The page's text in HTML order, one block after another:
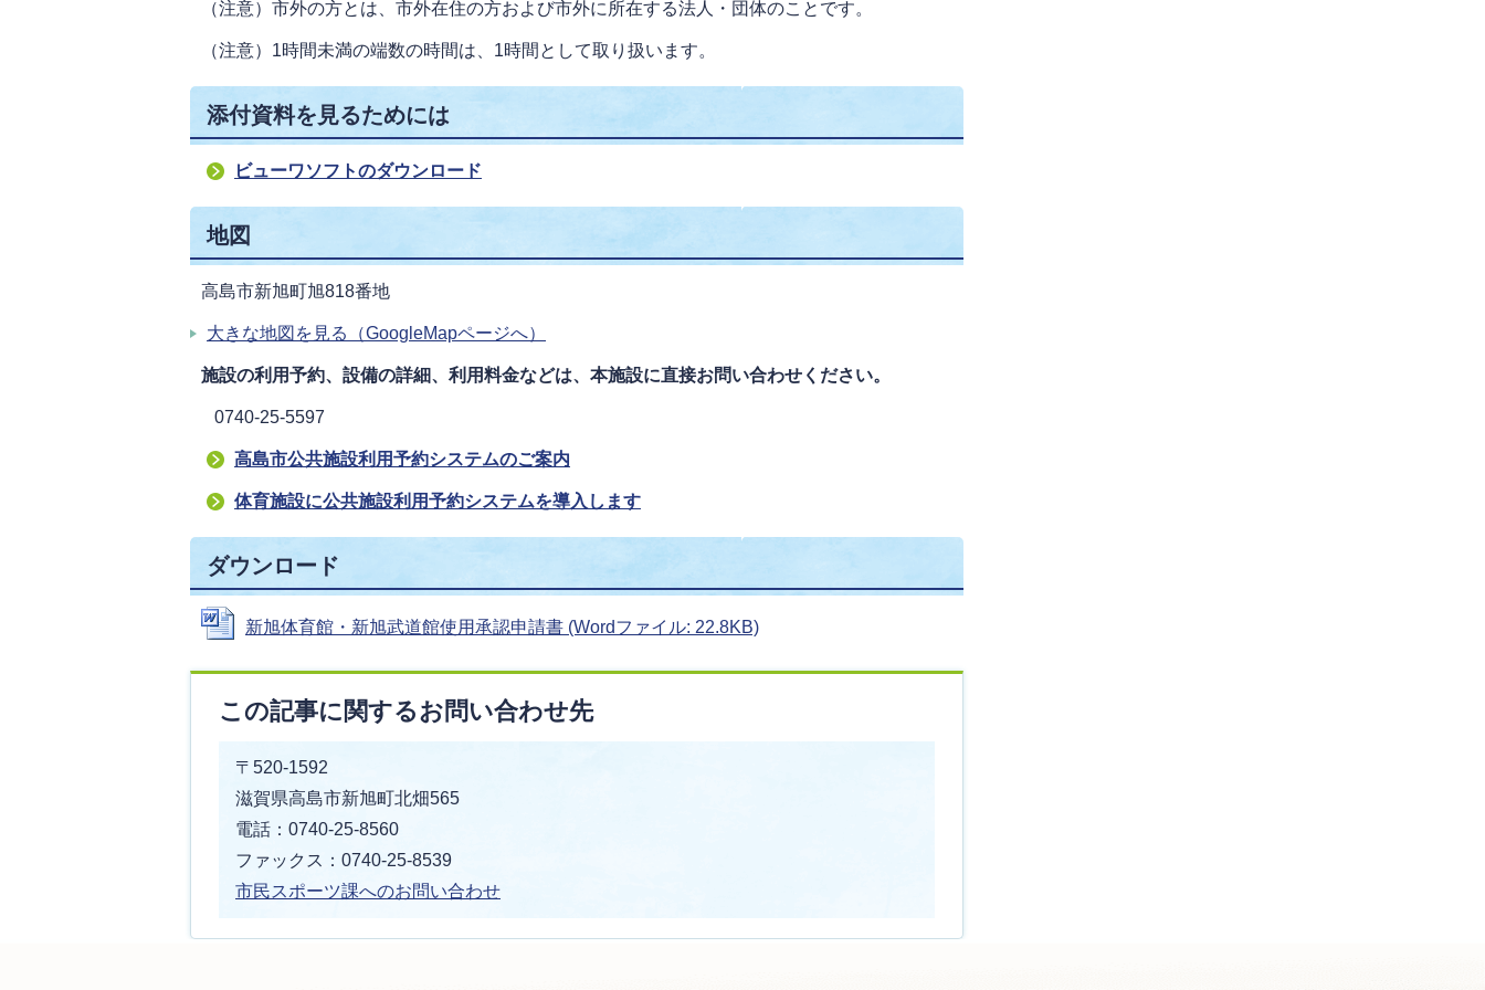
（注意）市外の方とは、市外在住の方および市外に所在する法人・団体のことです。
（注意）1時間未満の端数の時間は、1時間として取り扱います。
添付資料を見るためには
ビューワソフトのダウンロード
地図
高島市新旭町旭818番地
大きな地図を見る（GoogleMapページへ）
施設の利用予約、設備の詳細、利用料金などは、本施設に直接お問い合わせください。
0740-25-5597
高島市公共施設利用予約システムのご案内
体育施設に公共施設利用予約システムを導入します
ダウンロード
新旭体育館・新旭武道館使用承認申請書 (Wordファイル: 22.8KB)
この記事に関するお問い合わせ先
〒520-1592
滋賀県高島市新旭町北畑565
電話：0740-25-8560
ファックス：0740-25-8539
市民スポーツ課へのお問い合わせ